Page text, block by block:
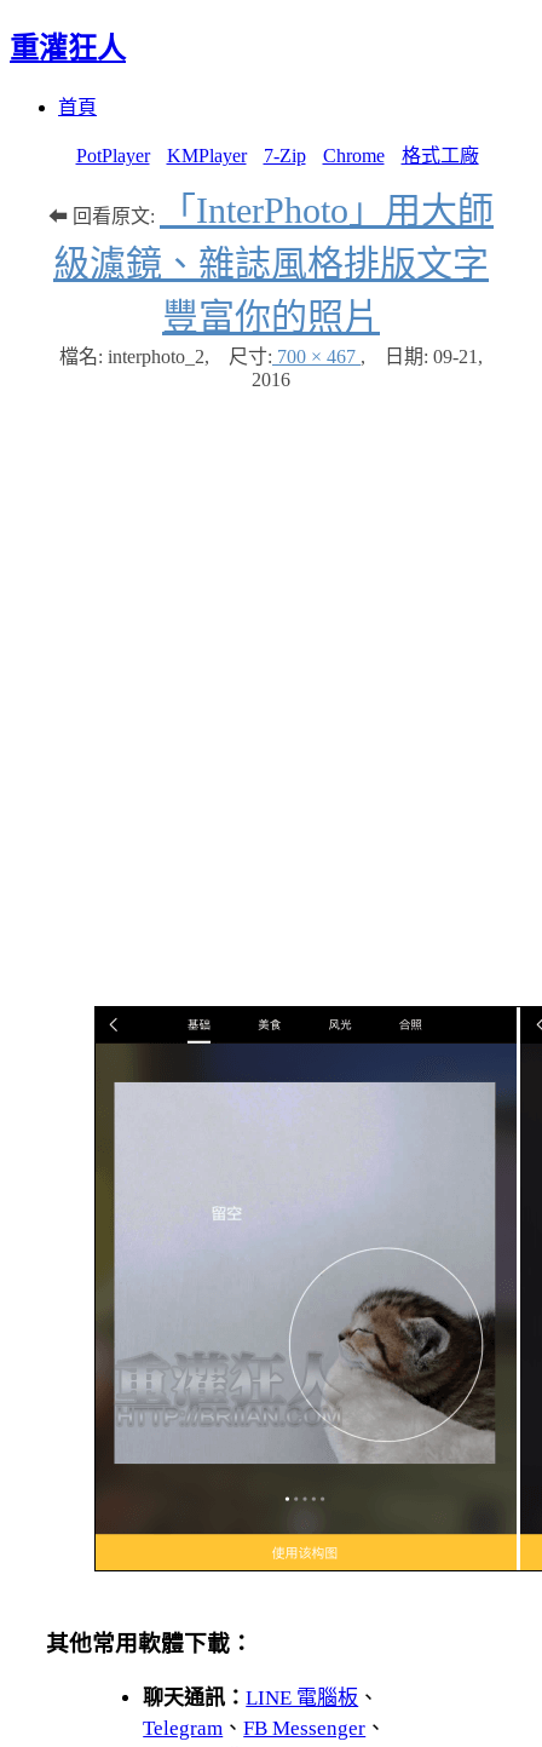
重灌狂人
首頁
PotPlayer KMPlayer 7-Zip Chrome 格式工廠
⬅ 回看原文:
「InterPhoto」用大師
級濾鏡、雜誌風格排版文字
豐富你的照片
檔名: interphoto_2, 尺寸: 700 × 467 , 日期: 09-21,
2016
其他常用軟體下載：
聊天通訊：LINE 電腦板 、
Telegram 、FB Messenger 、